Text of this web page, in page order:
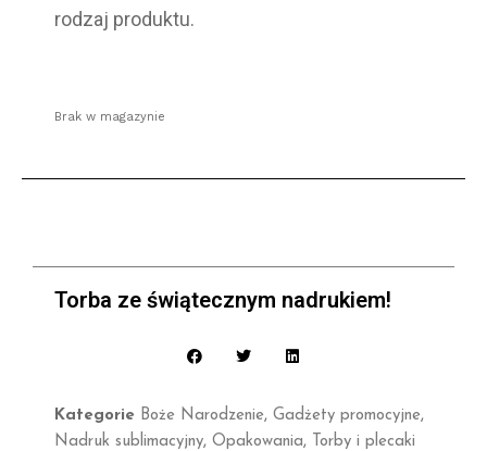
rodzaj produktu.
Brak w magazynie
Torba ze świątecznym nadrukiem!
Kategorie Boże Narodzenie, Gadżety promocyjne,
Nadruk sublimacyjny, Opakowania,
Torby i plecaki